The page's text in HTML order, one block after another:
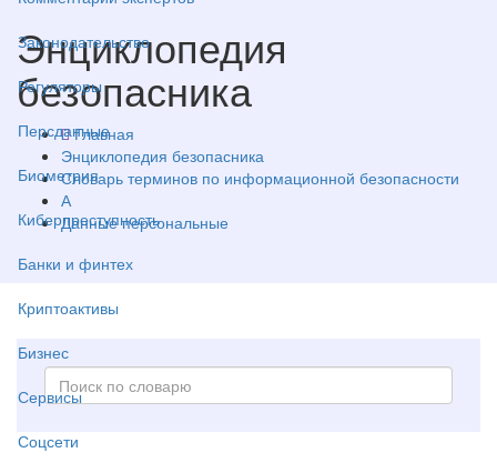
Законодательство
Регуляторы
Персданные
Биометрия
Киберпреступность
Банки и финтех
Криптоактивы
Бизнес
Сервисы
Соцсети
Энциклопедия
безопасника
Главная
Энциклопедия безопасника
Словарь терминов по информационной безопасности
А
Данные персональные